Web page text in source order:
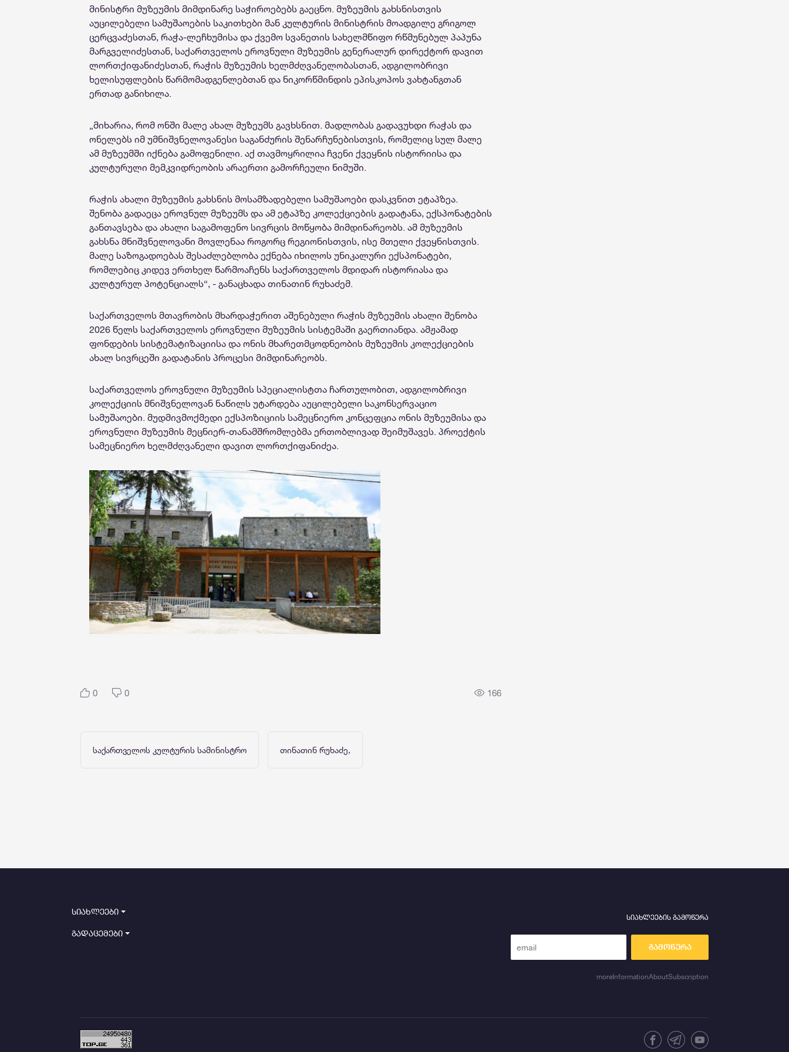
მინისტრი მუზეუმის მიმდინარე საჭიროებებს გაეცნო. მუზეუმის გახსნისთვის
აუცილებელი სამუშაოების საკითხები მან კულტურის მინისტრის მოადგილე გრიგოლ
ცერცვაძესთან, რაჭა-ლეჩხუმისა და ქვემო სვანეთის სახელმწიფო რწმუნებულ პაპუნა
მარგველიძესთან, საქართველოს ეროვნული მუზეუმის გენერალურ დირექტორ დავით
ლორთქიფანიძესთან, რაჭის მუზეუმის ხელმძღვანელობასთან, ადგილობრივი
ხელისუფლების წარმომადგენლებთან და ნიკორწმინდის ეპისკოპოს ვახტანგთან
ერთად განიხილა.
„მიხარია, რომ ონში მალე ახალ მუზეუმს გავხსნით. მადლობას გადავუხდი რაჭას და
ონელებს იმ უმნიშვნელოვანესი საგანძურის შენარჩუნებისთვის, რომელიც სულ მალე
ამ მუზეუმში იქნება გამოფენილი. აქ თავმოყრილია ჩვენი ქვეყნის ისტორიისა და
კულტურული მემკვიდრეობის არაერთი გამორჩეული ნიმუში.
რაჭის ახალი მუზეუმის გახსნის მოსამზადებელი სამუშაოები დასკვნით ეტაპზეა.
შენობა გადაეცა ეროვნულ მუზეუმს და ამ ეტაპზე კოლექციების გადატანა, ექსპონატების
განთავსება და ახალი საგამოფენო სივრცის მოწყობა მიმდინარეობს. ამ მუზეუმის
გახსნა მნიშვნელოვანი მოვლენაა როგორც რეგიონისთვის, ისე მთელი ქვეყნისთვის.
მალე საზოგადოებას შესაძლებლობა ექნება იხილოს უნიკალური ექსპონატები,
რომლებიც კიდევ ერთხელ წარმოაჩენს საქართველოს მდიდარ ისტორიასა და
კულტურულ პოტენციალს“, - განაცხადა თინათინ რუხაძემ.
საქართველოს მთავრობის მხარდაჭერით აშენებული რაჭის მუზეუმის ახალი შენობა
2026 წელს საქართველოს ეროვნული მუზეუმის სისტემაში გაერთიანდა. ამჟამად
ფონდების სისტემატიზაციისა და ონის მხარეთმცოდნეობის მუზეუმის კოლექციების
ახალ სივრცეში გადატანის პროცესი მიმდინარეობს.
საქართველოს ეროვნული მუზეუმის სპეციალისტთა ჩართულობით, ადგილობრივი
კოლექციის მნიშვნელოვან ნაწილს უტარდება აუცილებელი საკონსერვაციო
სამუშაოები. მუდმივმოქმედი ექსპოზიციის სამეცნიერო კონცეფცია ონის მუზეუმისა და
ეროვნული მუზეუმის მეცნიერ-თანამშრომლებმა ერთობლივად შეიმუშავეს. პროექტის
სამეცნიერო ხელმძღვანელი დავით ლორთქიფანიძეა.
0 0 166
საქართველოს კულტურის სამინისტრო თინათინ რუხაძე,
სიახლეები
გადაცემები
სიახლეების გამოწერა
გამოწერა
moreInformationAboutSubscription